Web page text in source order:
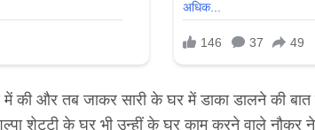
की और तब जाकर सारी के घर में डाका डालने की
शेट्टी के घर भी उन्हीं के घर काम करने वाले